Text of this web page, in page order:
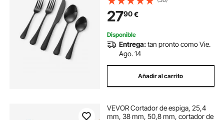
para Lavavajillas para la Cocina y el
Hogar, Incluye Cuchillo, Tenedor y
Cuchara
2790€
Disponible
Entrega:tan pronto como Vie.
Ago. 14
Añadir al carrito
VEVOR Cortador de espiga, 25,4
mm, 38 mm, 50,8 mm, cortador de